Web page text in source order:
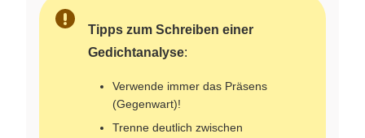
Tipps zum Schreiben einer
Gedichtanalyse:
Verwende immer das Präsens
(Gegenwart)!
Trenne deutlich zwischen